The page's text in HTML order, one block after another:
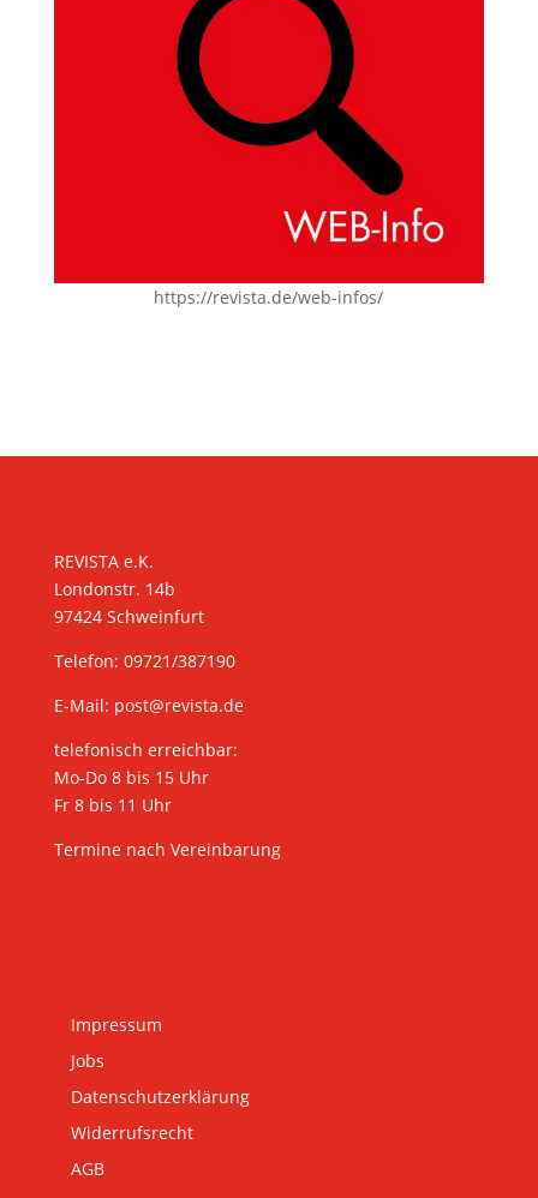
https://revista.de/web-infos/
REVISTA e.K.
Londonstr. 14b
97424 Schweinfurt
Telefon: 09721/387190
E-Mail: post@revista.de
telefonisch erreichbar:
Mo-Do 8 bis 15 Uhr
Fr 8 bis 11 Uhr
Termine nach Vereinbarung
Impressum
Jobs
Datenschutzerklärung
Widerrufsrecht
AGB